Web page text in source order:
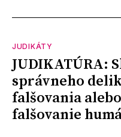
JUDIKÁTY
JUDIKATÚRA:
správneho
falšovania
falšovanie